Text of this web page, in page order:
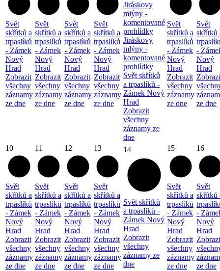
Svět
skřítků a
trpaslíků
- Zámek
Nový
Hrad
Zobrazit
všechny
záznamy
ze dne
Svět
skřítků a
trpaslíků
- Zámek
Nový
Hrad
Zobrazit
všechny
záznamy
ze dne
Svět
skřítků a
trpaslíků
- Zámek
Nový
Hrad
Zobrazit
všechny
záznamy
ze dne
Svět
skřítků a
trpaslíků
- Zámek
Nový
Hrad
Zobrazit
všechny
záznamy
ze dne
Jiráskovy
mlýny -
komentované
prohlídky
Jiráskovy
mlýny -
komentované
prohlídky
Svět skřítků
a trpaslíků -
Zámek Nový
Hrad
Zobrazit
všechny
záznamy ze
dne
Svět
skřítků a
trpaslíků
- Zámek
Nový
Hrad
Zobrazit
všechny
záznamy
ze dne
Svět
skřítků
-
Nový
Hrad
ze dne
10
Svět
skřítků a
trpaslíků
- Zámek
Nový
Hrad
Zobrazit
všechny
záznamy
ze dne
11
Svět
skřítků a
trpaslíků
- Zámek
Nový
Hrad
Zobrazit
všechny
záznamy
ze dne
12
Svět
skřítků a
trpaslíků
- Zámek
Nový
Hrad
Zobrazit
všechny
záznamy
ze dne
13
Svět
skřítků a
trpaslíků
- Zámek
Nový
Hrad
Zobrazit
všechny
záznamy
ze dne
14
Svět skřítků
a trpaslíků -
Zámek Nový
Hrad
Zobrazit
všechny
záznamy ze
dne
15
Svět
skřítků a
trpaslíků
- Zámek
Nový
Hrad
Zobrazit
všechny
záznamy
ze dne
16
Svět
skřítků
-
Nový
Hrad
ze dne